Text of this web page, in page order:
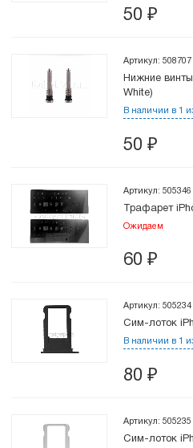
50 ₽
Артикул: 508707
Нижние
White)
В наличии в 1
50 ₽
Артикул: 505346
Трафарет
Ожидаем
60 ₽
Артикул: 505234
Сим-лоток
В наличии в 1
80 ₽
Артикул: 505235
Сим-лоток